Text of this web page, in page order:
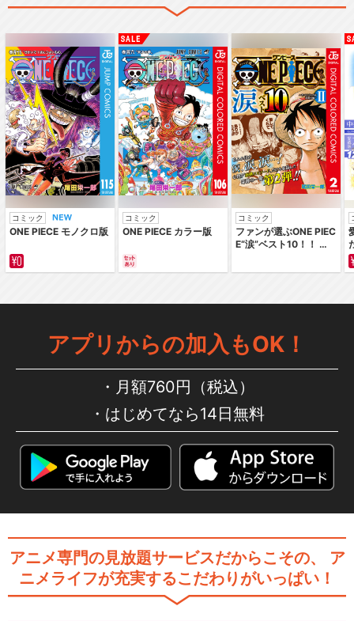
コミック
ONE PIECE モノクロ版
コミック
ONE PIECE カラー版
コミック
ファンが選ぶONE PIEC
E“涙”ベスト10！！ ～
編～ カラー版
アプリからの加入もOK！
月額760円（税込）
はじめてなら14日無料
アニメ専門の見放題サービスだからこその、
ア
ニメライフが充実するこだわりがいっぱい！